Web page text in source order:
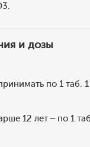
и дозы
по 1 таб.
12 лет – по 1